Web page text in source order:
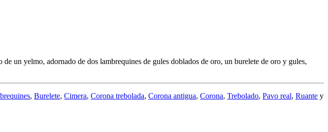
un yelmo, adornado de dos lambrequines de gules doblados de oro, un burelete de oro y gules,
, Burelete, Cimera, Corona trebolada, Corona antigua, Corona, Trebolado, Pavo real, Ruante y